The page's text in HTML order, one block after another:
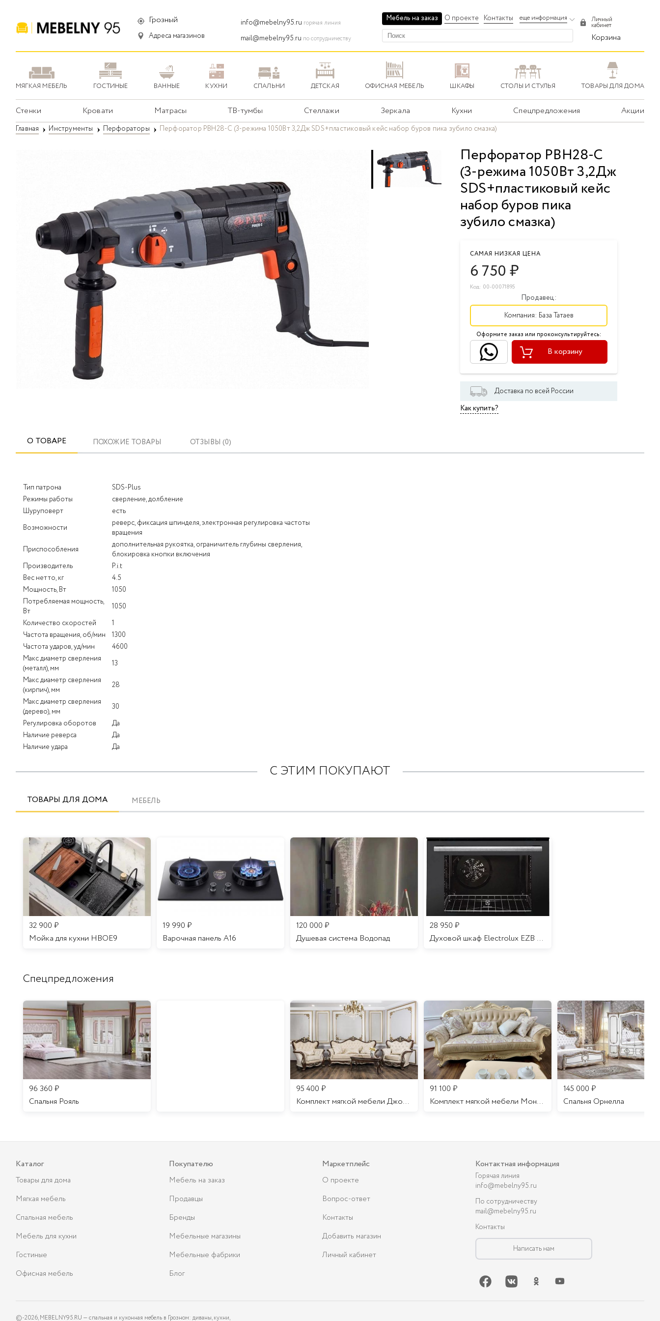
Грозный
Адреса магазинов
info@mebelny95.ru горячая линия
mail@mebelny95.ru по сотрудничеству
Мебель на заказ О проекте Контакты еще информация Личный
кабинет
Корзина
МЯГКАЯ МЕБЕЛЬ ГОСТИНЫЕ ВАННЫЕ КУХНИ СПАЛЬНИ ДЕТСКАЯ ОФИСНАЯ МЕБЕЛЬ ШКАФЫ СТОЛЫ И СТУЛЬЯ ТОВАРЫ ДЛЯ ДОМА
Стенки Кровати Матрасы ТВ-тумбы Стеллажи Зеркала Кухни Спецпредложения Акции
Главная Инструменты Перфораторы Перфоратор PBH28-C (3-режима 1050Вт 3,2Дж SDS+пластиковый кейс набор буров пика зубило смазка)
Перфоратор PBH28-C
(3-режима 1050Вт 3,2Дж
SDS+пластиковый кейс
набор буров пика
зубило смазка)
САМАЯ НИЗКАЯ ЦЕНА
6 750₽
Код: 00-00071895
Продавец:
Компания: База Татаев
Оформите заказ или проконсультируйтесь:
В корзину
Доставка по всей России
Как купить?
О ТОВАРЕ ПОХОЖИЕ ТОВАРЫ ОТЗЫВЫ (0)
Тип патрона
SDS-Plus
Режимы работы
сверление, долбление
Шуруповерт
есть
Возможности
реверс, фиксация шпинделя, электронная регулировка частоты
вращения
Приспособления
дополнительная рукоятка, ограничитель глубины сверления,
блокировка кнопки включения
Производитель
P.i.t
Вес нетто, кг
4.5
Мощность, Вт
1050
Потребляемая мощность,
Вт
1050
Количество скоростей
1
Частота вращения, об/мин
1300
Частота ударов, уд/мин
4600
Макс диаметр сверления
(металл), мм
13
Макс диаметр сверления
(кирпич), мм
28
Макс диаметр сверления
(дерево), мм
30
Регулировка оборотов
Да
Наличие реверса
Да
Наличие удара
Да
С ЭТИМ ПОКУПАЮТ
ТОВАРЫ ДЛЯ ДОМА МЕБЕЛЬ
32 900 ₽
Мойка для кухни HBOE9
19 990 ₽
Варочная панель A16
120 000 ₽
Душевая система Водопад
28 950 ₽
Духовой шкаф Electrolux EZB 52410 AK
Спецпредложения
96 360 ₽
Спальня Рояль
95 400 ₽
Комплект мягкой мебели Джоконда
91 100 ₽
Комплект мягкой мебели Мона Лиза
145 000 ₽
Cпальня Орнелла
Каталог
Товары для дома
Мягкая мебель
Спальная мебель
Мебель для кухни
Гостиные
Офисная мебель
Покупателю
Мебель на заказ
Продавцы
Бренды
Мебельные магазины
Мебельные фабрики
Блог
Маркетплейс
О проекте
Вопрос-ответ
Контакты
Добавить магазин
Личный кабинет
Контактная информация
Горячая линия
info@mebelny95.ru
По сотрудничеству
mail@mebelny95.ru
Контакты
Написать нам
©-2026, MEBELNY95.RU — спальная и кухонная мебель в Грозном: диваны, кухни,